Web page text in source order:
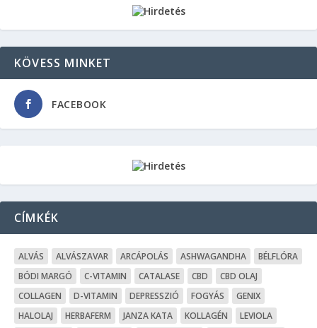
KÖVESS MINKET
FACEBOOK
CÍMKÉK
ALVÁS ALVÁSZAVAR ARCÁPOLÁS ASHWAGANDHA
BÉLFLÓRA
BÓDI MARGÓ
C-VITAMIN CATALASE CBD
CBD OLAJ
COLLAGEN
D-VITAMIN DEPRESSZIÓ FOGYÁS
GENIX
HALOLAJ
HERBAFERM JANZA KATA KOLLAGÉN
LEVIOLA